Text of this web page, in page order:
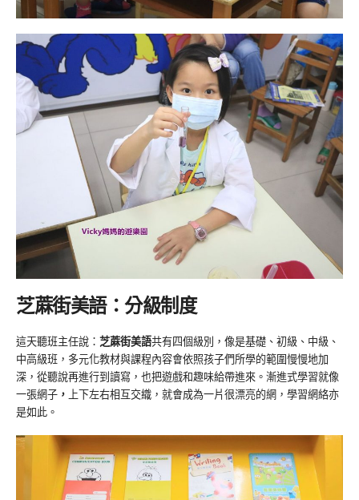
芝蔴街美語：分級制度
這天聽班主任說： 芝蔴街美語共有四個級別，像是基礎、初級、中級、
中高級班，多元化教材與課程內容會依照孩子們所學的範圍慢慢地加
深，從聽說再進行到讀寫，也把遊戲和趣味給帶進來。漸進式學習就像
一張網子 ， 上下左右相互交織，就會成為一片很漂亮的網，學習網絡亦
是如此。